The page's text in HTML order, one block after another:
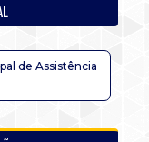
de Assistência